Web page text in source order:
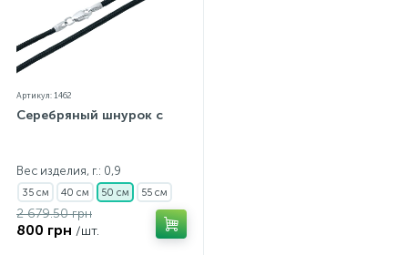
Артикул: 1462
Серебряный шнурок с
Вес изделия, г.: 0,9
35 см 40 см 50 см 55 см
2 679.50 грн
800 грн /шт.